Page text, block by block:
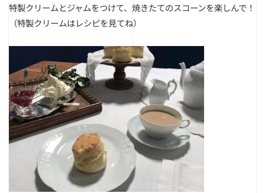
特製クリームとジャムをつけて、焼きたてのスコーンを楽しんで！
（特製クリームはレシピを見てね）